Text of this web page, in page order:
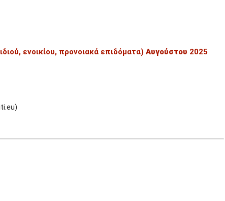
ενοικίου, προνοιακά επιδόματα) Αυγούστου 2025